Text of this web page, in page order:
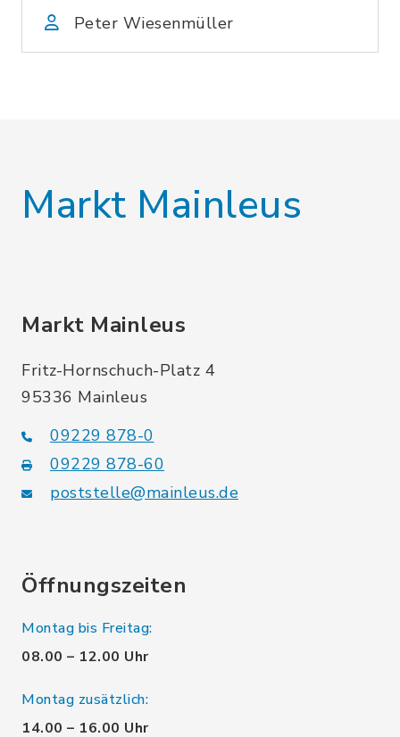
Peter Wiesenmüller
Markt Mainleus
Markt Mainleus
Fritz-Hornschuch-Platz 4
95336 Mainleus
09229 878-0
09229 878-60
poststelle@mainleus.de
Öffnungszeiten
Montag bis Freitag:
08.00 – 12.00 Uhr
Montag zusätzlich:
14.00 – 16.00 Uhr